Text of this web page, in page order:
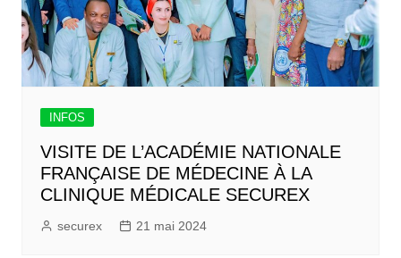
INFOS
VISITE DE L’ACADÉMIE NATIONALE
FRANÇAISE DE MÉDECINE À LA
CLINIQUE MÉDICALE SECUREX
securex 21 mai 2024